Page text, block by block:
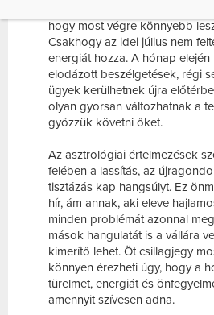
hogy most végre könnyebb
Csakhogy az idei július nem
energiát hozza. A hónap
elodázott beszélgetések, régi
ügyek kerülhetnek újra
olyan gyorsan változhatnak a
győzzük követni őket.
Az asztrológiai értelmezések
felében a lassítás, az
tisztázás kap hangsúlyt. Ez
hír, ám annak, aki eleve
minden problémát azonnal
mások hangulatát is a vállára
kimerítő lehet. Öt csillagjegy
könnyen érezheti úgy, hogy a
türelmet, energiát és
amennyit szívesen adna.